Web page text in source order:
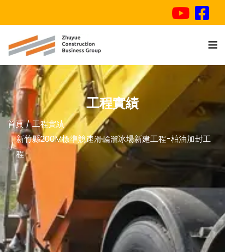
工程實績
首頁
工程實績
新竹縣200M標準競速滑輪溜冰場新建工程-柏油加封工
程